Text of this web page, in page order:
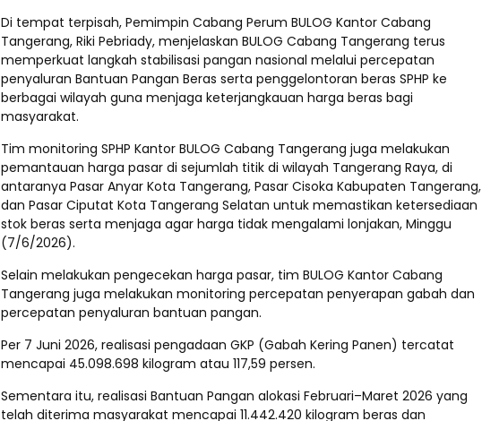
Di tempat terpisah, Pemimpin Cabang Perum BULOG Kantor Cabang
Tangerang, Riki Pebriady, menjelaskan BULOG Cabang Tangerang terus
memperkuat langkah stabilisasi pangan nasional melalui percepatan
penyaluran Bantuan Pangan Beras serta penggelontoran beras SPHP ke
berbagai wilayah guna menjaga keterjangkauan harga beras bagi
masyarakat.
Tim monitoring SPHP Kantor BULOG Cabang Tangerang juga melakukan
pemantauan harga pasar di sejumlah titik di wilayah Tangerang Raya, di
antaranya Pasar Anyar Kota Tangerang, Pasar Cisoka Kabupaten Tangerang,
dan Pasar Ciputat Kota Tangerang Selatan untuk memastikan ketersediaan
stok beras serta menjaga agar harga tidak mengalami lonjakan, Minggu
(7/6/2026).
Selain melakukan pengecekan harga pasar, tim BULOG Kantor Cabang
Tangerang juga melakukan monitoring percepatan penyerapan gabah dan
percepatan penyaluran bantuan pangan.
Per 7 Juni 2026, realisasi pengadaan GKP (Gabah Kering Panen) tercatat
mencapai 45.098.698 kilogram atau 117,59 persen.
Sementara itu, realisasi Bantuan Pangan alokasi Februari–Maret 2026 yang
telah diterima masyarakat mencapai 11.442.420 kilogram beras dan